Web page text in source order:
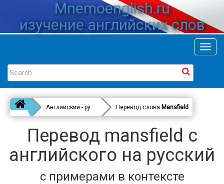
Mnemoenglish.ru
изучение английских слов
Английский - русский Перевод слова Mansfield
Перевод mansfield с
английского на русский
с примерами в контексте